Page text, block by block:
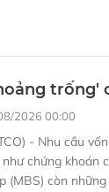
trống'
2026 00:00
- Nhu cầu
như chứng khoán
(MBS) còn